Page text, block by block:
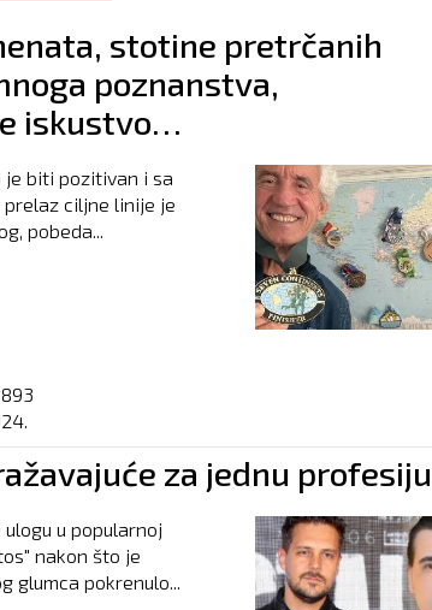
stotine pretrčanih
poznanstva,
iskustvo…
je biti pozitivan i sa
prelaz ciljne linije je
pobeda...
za jednu
u popularnoj
nakon što je
pokrenulo...